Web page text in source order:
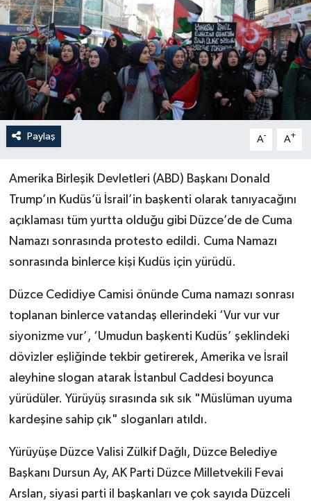
Paylaş A- A+
Amerika Birleşik Devletleri (ABD) Başkanı Donald
Trump’ın Kudüs’ü İsrail’in başkenti olarak tanıyacağını
açıklaması tüm yurtta olduğu gibi Düzce’de de Cuma
Namazı sonrasında protesto edildi. Cuma Namazı
sonrasında binlerce kişi Kudüs için yürüdü.
Düzce Cedidiye Camisi önünde Cuma namazı sonrası
toplanan binlerce vatandaş ellerindeki ‘Vur vur vur
siyonizme vur’, ‘Umudun başkenti Kudüs’ şeklindeki
dövizler eşliğinde tekbir getirerek, Amerika ve İsrail
aleyhine slogan atarak İstanbul Caddesi boyunca
yürüdüler. Yürüyüş sırasında sık sık "Müslüman uyuma
kardeşine sahip çık" sloganları atıldı.
Yürüyüşe Düzce Valisi Zülkif Dağlı, Düzce Belediye
Başkanı Dursun Ay, AK Parti Düzce Milletvekili Fevai
Arslan, siyasi parti il başkanları ve çok sayıda Düzceli